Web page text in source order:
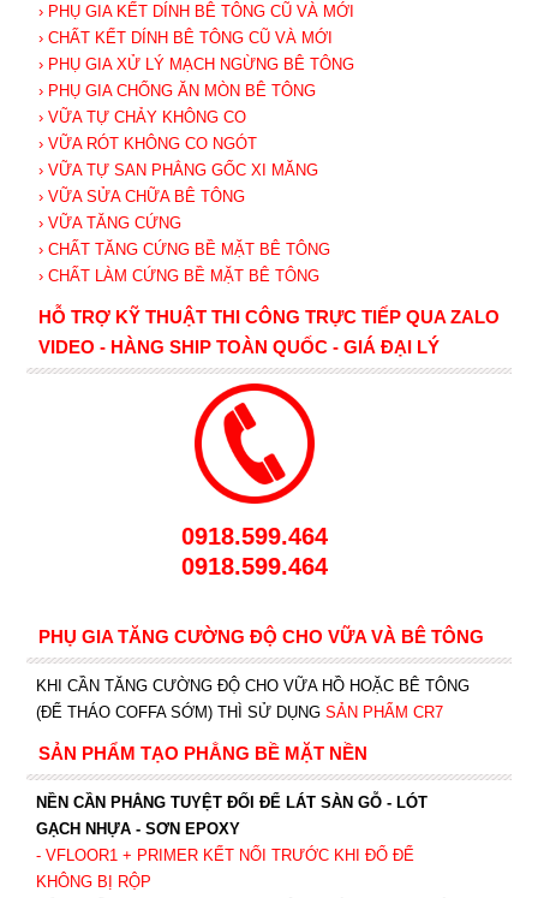
› PHỤ GIA KẾT DÍNH BÊ TÔNG CŨ VÀ MỚI
› CHẤT KẾT DÍNH BÊ TÔNG CŨ VÀ MỚI
› PHỤ GIA XỬ LÝ MẠCH NGỪNG BÊ TÔNG
› PHỤ GIA CHỐNG ĂN MÒN BÊ TÔNG
› VỮA TỰ CHẢY KHÔNG CO
› VỮA RÓT KHÔNG CO NGÓT
› VỮA TỰ SAN PHẲNG GỐC XI MĂNG
› VỮA SỬA CHỮA BÊ TÔNG
› VỮA TĂNG CỨNG
› CHẤT TĂNG CỨNG BỀ MẶT BÊ TÔNG
› CHẤT LÀM CỨNG BỀ MẶT BÊ TÔNG
HỖ TRỢ KỸ THUẬT THI CÔNG TRỰC TIẾP QUA ZALO
VIDEO - HÀNG SHIP TOÀN QUỐC - GIÁ ĐẠI LÝ
0918.599.464
0918.599.464
PHỤ GIA TĂNG CƯỜNG ĐỘ CHO VỮA VÀ BÊ TÔNG
KHI CẦN TĂNG CƯỜNG ĐỘ CHO VỮA HỒ HOẶC BÊ TÔNG
(ĐỂ THÁO COFFA SỚM) THÌ SỬ DỤNG SẢN PHẨM CR7
SẢN PHẨM TẠO PHẲNG BỀ MẶT NỀN
NỀN CẦN PHẲNG TUYỆT ĐỐI ĐỂ LÁT SÀN GỖ - LÓT
GẠCH NHỰA - SƠN EPOXY
- VFLOOR1+ PRIMER KẾT NỐI TRƯỚC KHI ĐỔ ĐỂ
KHÔNG BỊ RỘP